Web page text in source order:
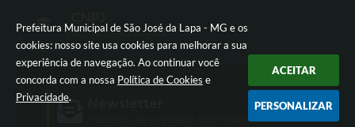
Prefeitura Municipal de São José da Lapa - MG e os
cookies: nosso site usa cookies para melhorar a sua
experiência de navegação. Ao continuar você
concorda com a nossa Política de Cookies e
Privacidade.
ACEITAR
PERSONALIZAR
42.774.281/0001-80
Inscreva-se e receba informativos